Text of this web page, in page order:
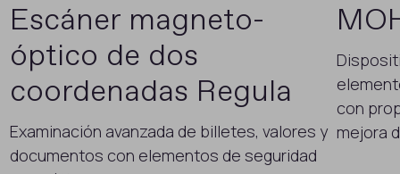
Escáner magneto-
óptico de dos
coordenadas Regula
Examinación avanzada de billetes, valores y
documentos con elementos de seguridad
con
mejora